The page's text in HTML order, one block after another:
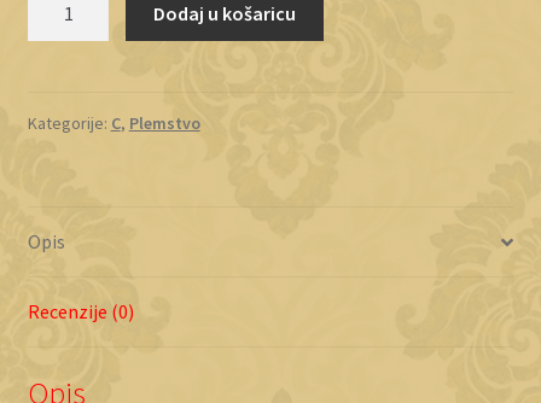
Dodaj u košaricu
Kategorije: C, Plemstvo
Opis
Recenzije (0)
Opis